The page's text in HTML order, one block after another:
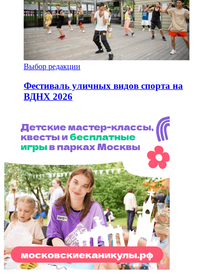
Выбор редакции
Фестиваль уличных видов спорта на
ВДНХ 2026